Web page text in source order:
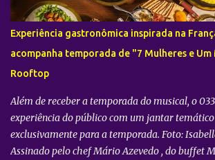
como Seul, San José, Los Angeles, Las Vegas,
Chicago, Newark, Monterrey, Cidade do
Retorno após sucesso como solista no país
confirmação do novo espetáculo firma o
TAEMIN ...
Experiência gastronômica inspirada na
acompanha temporada de "7 Mulheres e
Rooftop
Além de receber a temporada do musical, o
experiência do público com um jantar
exclusivamente para a temporada. Foto:
Assinado pelo chef Mário Azevedo , do buffet